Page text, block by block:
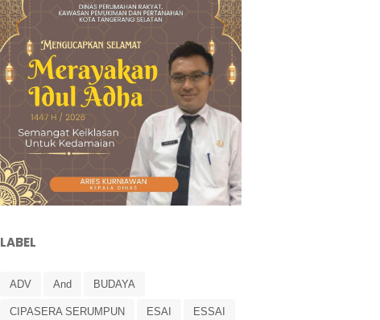
LABEL
ADV And BUDAYA
CIPASERA SERUMPUN ESAI ESSAI